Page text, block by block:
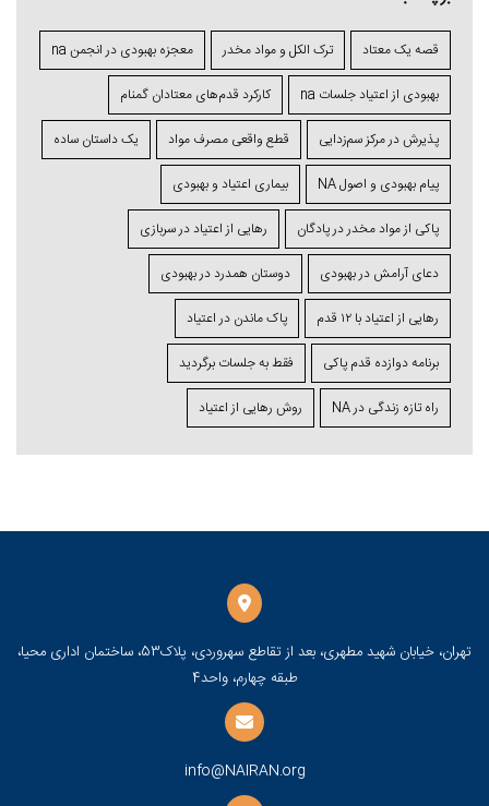
قصه یک معتاد ترک الکل و مواد مخدر معجزه بهبودی در انجمن na
بهبودی از اعتیاد جلسات na کارکرد قدم‌های معتادان گمنام
پذیرش در مرکز سم‌زدایی قطع واقعی مصرف مواد یک داستان ساده
پیام بهبودی و اصول NA بیماری اعتیاد و بهبودی
پاکی از مواد مخدر در پادگان رهایی از اعتیاد در سربازی
دعای آرامش در بهبودی دوستان همدرد در بهبودی
رهایی از اعتیاد با ۱۲ قدم پاک ماندن در اعتیاد
برنامه دوازده قدم پاکی فقط به جلسات برگردید
راه تازه زندگی در NA روش رهایی از اعتیاد
تهران، خیابان شهید مطهری، بعد از تقاطع سهروردی، پلاک53، ساختمان اداری محیا،
طبقه چهارم، واحد4
info@NAIRAN.org